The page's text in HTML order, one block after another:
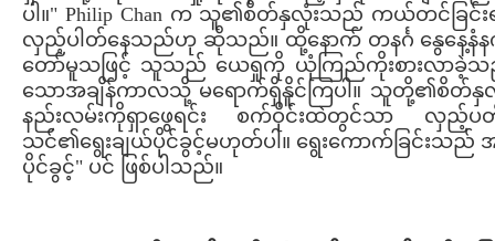
ပါ။" Philip Chan က သူ၏စိတ်နှလုံးသည် ကယ်တင်ခ
လှည့်ပါတ်နေသည်ဟု ဆိုသည်။ ထို့နောက် တနင်္ဂ နွေနေ့
တော်မူသဖြင့် သူသည် ယေရှုကို ယုံကြည်ကိုးစားလာခဲ့
သောအချိန်ကာလသို့ မရောက်ရှိနိူင်ကြပါ။ သူတို့၏စိတ်
နည်းလမ်းကိုရှာဖွေရင်း စက်ဝိုင်းထဲတွင်သာ လှည့်ပ
သင်၏ရွေးချယ်ပိုင်ခွင့်မဟုတ်ပါ။ ရွေးကောက်ခြင်း
ပိုင်ခွင့်" ပင် ဖြစ်ပါသည်။